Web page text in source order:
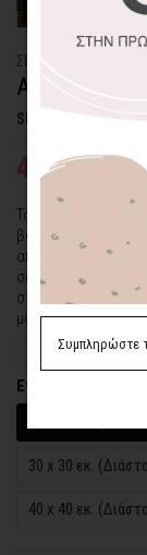
ΣΕΤ ΞΥΛΙΝΑ ΠΟΣΤΕΡ
SKU: WDPS-2P-5-SQ
40,64€
Το σετ ξύλινο
βασικά
απλότητα, η
σε γεωμετρικές
στοιχεία
μόλις βρήκατε την
Επιλέξτε
30 x 30 εκ.
40 x 40 εκ.